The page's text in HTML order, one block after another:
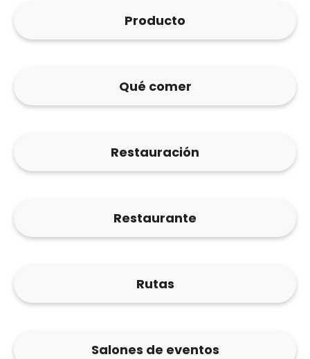
Producto
Qué comer
Restauración
Restaurante
Rutas
Salones de eventos